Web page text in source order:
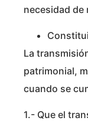
necesidad de
La
patrimonial,
cuando se
1.- Que el